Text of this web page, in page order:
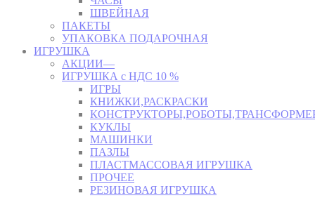
ШВЕЙНАЯ
ПАКЕТЫ
УПАКОВКА ПОДАРОЧНАЯ
ИГРУШКА
АКЦИИ—
ИГРУШКА с НДС 10 %
ИГРЫ
КНИЖКИ,РАСКРАСКИ
КУКЛЫ
МАШИНКИ
ПАЗЛЫ
ПЛАСТМАССОВАЯ ИГРУШКА
ПРОЧЕЕ
РЕЗИНОВАЯ ИГРУШКА